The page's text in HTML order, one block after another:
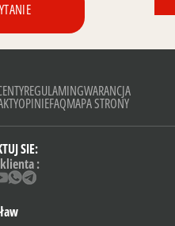
REGULAMINGWARANCJA
OPINIEFAQMAPA STRONY
SIE:
: